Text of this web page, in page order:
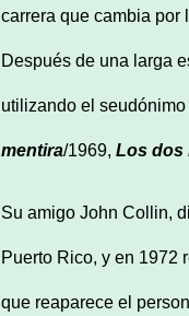
carrera que cambia por
Después de una larga
utilizando el
mentira/1969, Los dos
Su amigo John Collin,
Puerto Rico, y en 1972
que reaparece el